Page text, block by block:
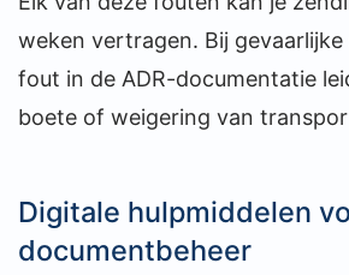
weken vertragen. Bij
fout in de ADR-documentatie
boete of weigering van
Digitale hulpmiddelen
documentbeheer